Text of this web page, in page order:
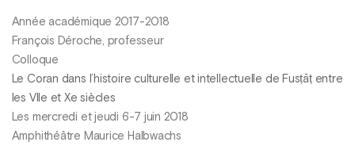
Année académique 2017-2018
François Déroche, professeur
Colloque
Le Coran dans l’histoire culturelle et intellectuelle de Fusṭāṭ entre
les VIIe et Xe siècles
Les mercredi et jeudi 6-7 juin 2018
Amphithéâtre Maurice Halbwachs